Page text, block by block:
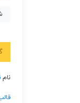
نام